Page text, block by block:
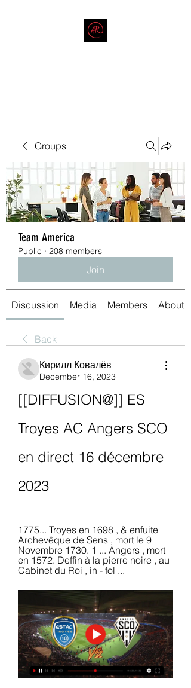
Groups
Team America
Public · 208 members
Join
Discussion Media Members About
Back
Кирилл Ковалёв
December 16, 2023
[[DIFFUSION@]] ES
Troyes AC Angers SCO
en direct 16 décembre
2023
1775... Troyes en 1698 , & enfuite
Archevêque de Sens , mort le 9
Novembre 1730. 1 ... Angers , mort
en 1572. Deffin à la pierre noire , au
Cabinet du Roi , in - fol ...